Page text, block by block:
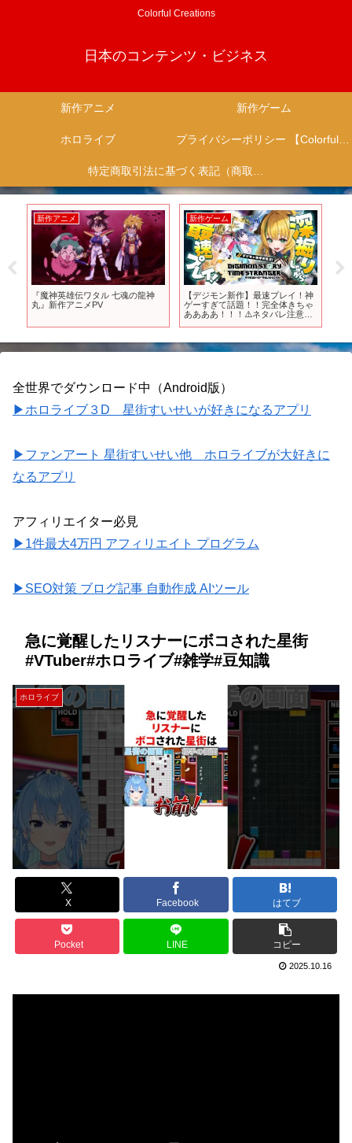
Colorful Creations
日本のコンテンツ・ビジネス
新作アニメ 新作ゲーム
ホロライブ プライバシーポリシー 【Colorful Creation】
特定商取引法に基づく表記（商取引に関する開示）
新作アニメ
『魔神英雄伝ワタル 七魂の龍神
丸』新作アニメPV
新作ゲーム
【デジモン新作】最速プレイ！神
ゲーすぎて話題！！完全体きちゃ
ああああ！！！⚠️ネタバレ注意
全世界でダウンロード中（Android版）
▶ホロライブ３D 星街すいせいが好きになるアプリ
▶ファンアート 星街すいせい他 ホロライブが大好きに
なるアプリ
アフィリエイター必見
▶1件最大4万円 アフィリエイト プログラム
▶SEO対策 ブログ記事 自動作成 AIツール
急に覚醒したリスナーにボコされた星街
#VTuber#ホロライブ#雑学#豆知識
ホロライブ
X Facebook はてブ
Pocket LINE コピー
2025.10.16